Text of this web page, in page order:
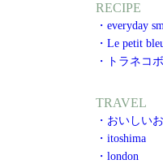
RECIPE
・everyday
・Le petit
・トラネコ
TRAVEL
・おいしい
・itoshima
・london